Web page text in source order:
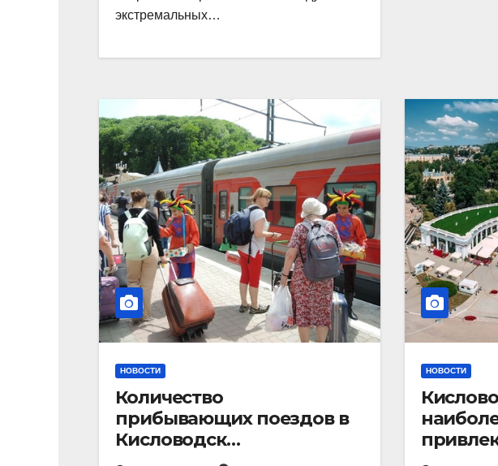
экстремальных…
НОВОСТИ
Количество
прибывающих поездов в
Кисловодск
стремительно
НОВОСТИ